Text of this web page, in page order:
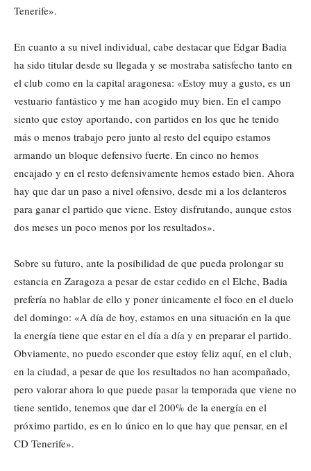
Tenerife».
En cuanto a su nivel individual, cabe destacar que Edgar Badia
ha sido titular desde su llegada y se mostraba satisfecho tanto en
el club como en la capital aragonesa: «Estoy muy a gusto, es un
vestuario fantástico y me han acogido muy bien. En el campo
siento que estoy aportando, con partidos en los que he tenido
más o menos trabajo pero junto al resto del equipo estamos
armando un bloque defensivo fuerte. En cinco no hemos
encajado y en el resto defensivamente hemos estado bien. Ahora
hay que dar un paso a nivel ofensivo, desde mi a los delanteros
para ganar el partido que viene. Estoy disfrutando, aunque estos
dos meses un poco menos por los resultados».
Sobre su futuro, ante la posibilidad de que pueda prolongar su
estancia en Zaragoza a pesar de estar cedido en el Elche, Badia
prefería no hablar de ello y poner únicamente el foco en el duelo
del domingo: «A día de hoy, estamos en una situación en la que
la energía tiene que estar en el día a día y en preparar el partido.
Obviamente, no puedo esconder que estoy feliz aquí, en el club,
en la ciudad, a pesar de que los resultados no han acompañado,
pero valorar ahora lo que puede pasar la temporada que viene no
tiene sentido, tenemos que dar el 200% de la energía en el
próximo partido, es en lo único en lo que hay que pensar, en el
CD Tenerife».